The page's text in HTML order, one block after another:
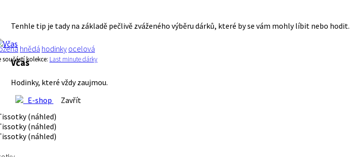
Tenhle tip je tady na základě pečlivě zváženého výběru dárků, které by se vám mohly líbit nebo hodit.
hnědá hodinky ocelová
součástí kolekce: Last minute dárky
Včas
Hodinky, které vždy zaujmou.
E-shop
Zavřít